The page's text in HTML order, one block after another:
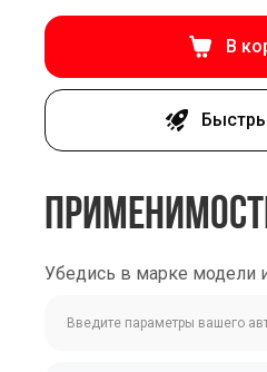
В
Убедись в марке модели